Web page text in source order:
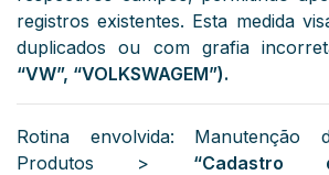
registros existentes. Esta medida
duplicados ou com grafia
“VW”, “VOLKSWAGEM”).
Rotina envolvida: Manutenção
Produtos > “Cadastro